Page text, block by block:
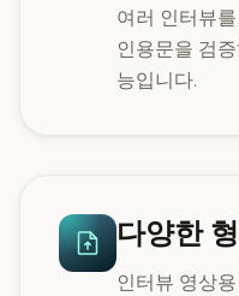
여러 인터뷰
인용문을 검
능입니다.
다양한
인터뷰 영상